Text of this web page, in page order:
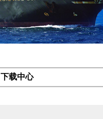
下载中心